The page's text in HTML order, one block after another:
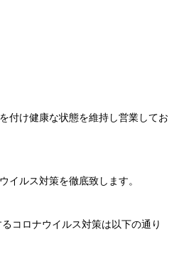
付け健康な状態を維持し営業してお
イルス対策を徹底致します。
コロナウイルス対策は以下の通り